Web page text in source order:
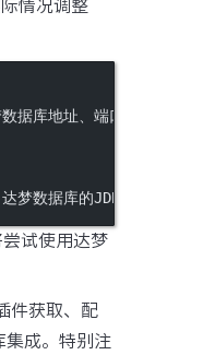
情况调整
库地址、端口和库名
据库的JDBC驱动类名
试使用达梦
件获取、配
集成。特别注